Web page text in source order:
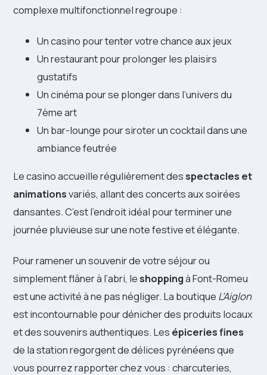
complexe multifonctionnel regroupe :
Un casino pour tenter votre chance aux jeux
Un restaurant pour prolonger les plaisirs
gustatifs
Un cinéma pour se plonger dans l’univers du
7ème art
Un bar-lounge pour siroter un cocktail dans une
ambiance feutrée
Le casino accueille régulièrement desspectacles et
animationsvariés, allant des concerts aux soirées
dansantes. C’est l’endroit idéal pour terminer une
journée pluvieuse sur une note festive et élégante.
Pour ramener un souvenir de votre séjour ou
simplement flâner à l’abri, leshoppingà Font-Romeu
est une activité à ne pas négliger. La boutique L’Aiglon
est incontournable pour dénicher des produits locaux
et des souvenirs authentiques. Les épiceries fines
de la station regorgent de délices pyrénéens que
vous pourrez rapporter chez vous : charcuteries,